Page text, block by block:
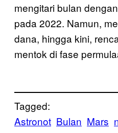
mengitari bulan
pada 2022. Namun,
dana, hingga kini,
mentok di fase
Tagged:
Astronot Bulan Mars